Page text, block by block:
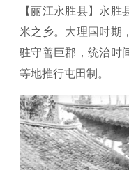
【丽江永胜县】永
米之乡。大理国时期
驻守善巨郡，统治时
等地推行屯田制。